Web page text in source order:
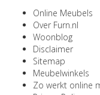
Online Meubels
Over Furn.nl
Woonblog
Disclaimer
Sitemap
Meubelwinkels
Zo werkt online